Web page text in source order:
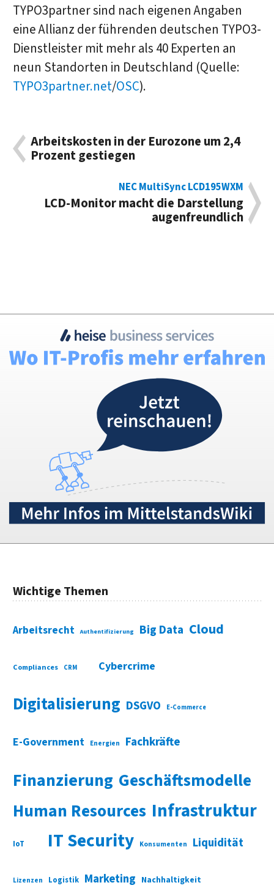
TYPO3partner sind nach eigenen Angaben
eine Allianz der führenden deutschen TYPO3-
Dienstleister mit mehr als 40 Experten an
neun Standorten in Deutschland (Quelle:
TYPO3partner.net/OSC).
Arbeitskosten in der Eurozone um 2,4
Prozent gestiegen
NEC MultiSync LCD195WXM
LCD-Monitor macht die Darstellung
augenfreundlich
Wichtige Themen
Arbeitsrecht Authentifizierung Big Data Cloud
Compliances CRM Cybercrime
Digitalisierung DSGVO E-Commerce
E-Government Energien Fachkräfte
Finanzierung Geschäftsmodelle
Human Resources Infrastruktur
IoT IT Security Konsumenten Liquidität
Lizenzen Logistik Marketing Nachhaltigkeit